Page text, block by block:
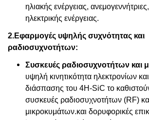
ηλιακής ενέργειας,
ηλεκτρικής ενέργειας.
2.Εφαρμογές υψηλής συχνότητας και
ραδιοσυχνοτήτων:
Συσκευές ραδιοσυχνοτήτων και
υψηλή κινητικότητα ηλεκτρονίων
διάσπασης του 4H-SiC το
συσκευές ραδιοσυχνοτήτων (RF)
μικροκυμάτων.και δορυφορικές